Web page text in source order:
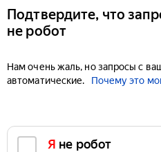
Подтвердите, что
не робот
Нам очень жаль, но запросы с
автоматические.
Почему это
Я не робот